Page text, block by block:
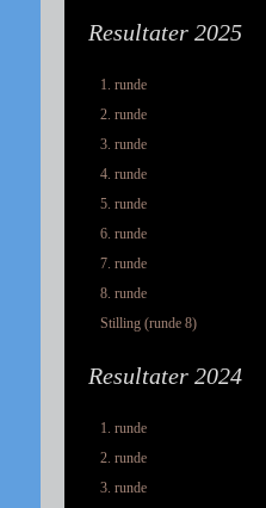
Resultater 2025
1. runde
2. runde
3. runde
4. runde
5. runde
6. runde
7. runde
8. runde
Stilling (runde 8)
Resultater 2024
1. runde
2. runde
3. runde